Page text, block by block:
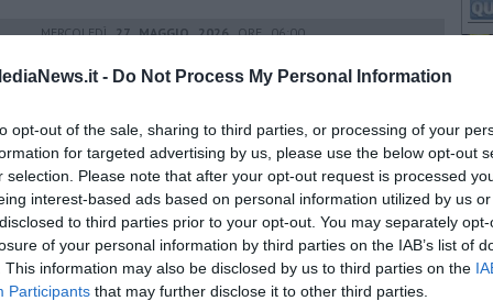
- Do Not Process My Personal Information
opt-out of the sale, sharing to third parties, or processing of your
for targeted advertising by us, please use the below opt-out
selection. Please note that after your opt-out request is processed
interest-based ads based on personal information utilized by us
to third parties prior to your opt-out. You may separately
of your personal information by third parties on the IAB’s list of
This information may also be disclosed by us to third parties on the
Participants that may further disclose it to other third parties.
MERCOLEDÌ27 MAGGIO 2026ORE 06:00
elbano protagonista su Rai3
MERCOLEDÌ20 MAGGIO 2026 ORE 18:29
tra auto e moto, grave un